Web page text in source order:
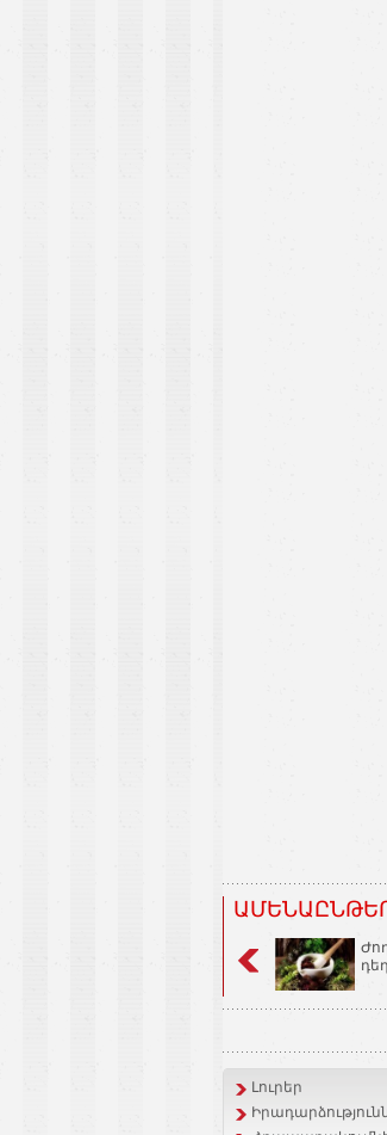
Լուրեր